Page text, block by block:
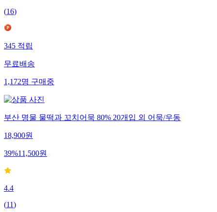
(16)
345 적립
무료배송
1,172명 구매중
부산 명물 물떡과 꼬치어묵 80% 20개입 외 어묵/우동
18,900원
39%11,500원
4.4
(11)